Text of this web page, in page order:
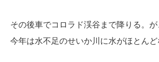
その後車でコロラド渓谷まで降りる。
今年は水不足のせいか川に水がほとんど